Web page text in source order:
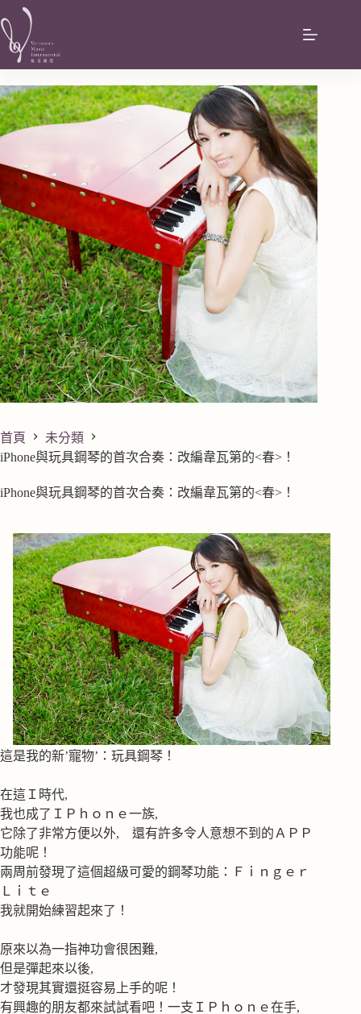
首頁
未分類
iPhone與玩具鋼琴的首次合奏：改編韋瓦第的<春>！
iPhone與玩具鋼琴的首次合奏：改編韋瓦第的<春>！
這是我的新’寵物’：玩具鋼琴！
在這Ｉ時代,
我也成了ＩＰｈｏｎｅ一族,
它除了非常方便以外, 還有許多令人意想不到的ＡＰＰ
功能呢！
兩周前發現了這個超級可愛的鋼琴功能：Ｆｉｎｇｅｒ
Ｌｉｔｅ
我就開始練習起來了！
原來以為一指神功會很困難,
但是彈起來以後,
才發現其實還挺容易上手的呢！
有興趣的朋友都來試試看吧！一支ＩＰｈｏｎｅ在手,